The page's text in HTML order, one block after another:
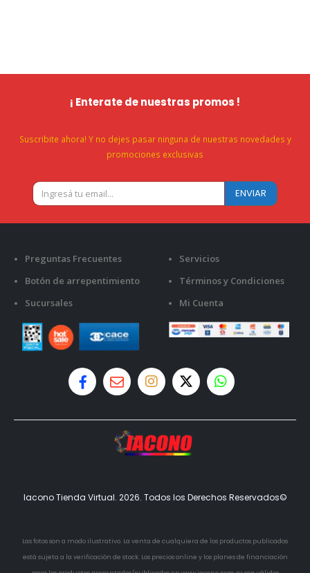
¡ Enterate de nuestras promos !
Suscribite ahora! Y no dejes pasar ninguna de nuestras novedades y
promociones exclusivas
Preguntas Frecuentes
Botón de arrepentimiento
Sucursales
Servicios
Términos y Condiciones
Mi Cuenta
Iacono Tienda Virtual. 2026. Todos los Derechos Reservados©
Las fotos son a modo ilustrativo. La venta de cualquiera de los productos publicados
está sujeta a la verificación de stock. Los precios online y los planes de financiación